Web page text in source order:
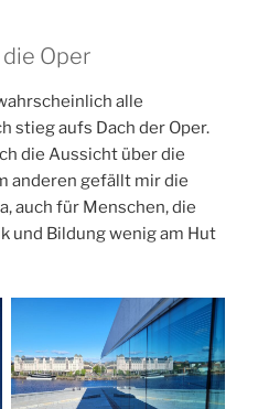
Oper
alle
stieg aufs Dach der Oper.
die Aussicht über die
anderen gefällt mir die
auch für Menschen, die
und Bildung wenig am Hut